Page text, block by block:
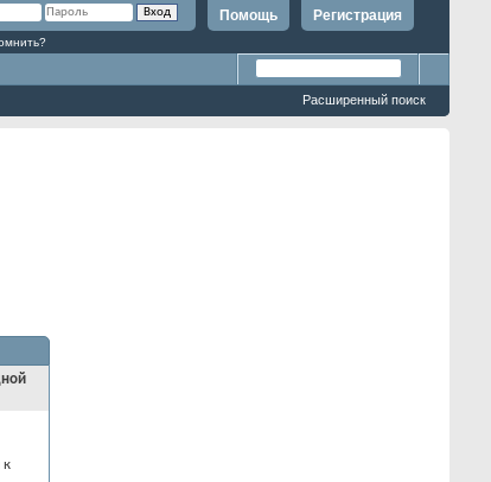
Регистрация
Помощь
Расширенный поиск
к